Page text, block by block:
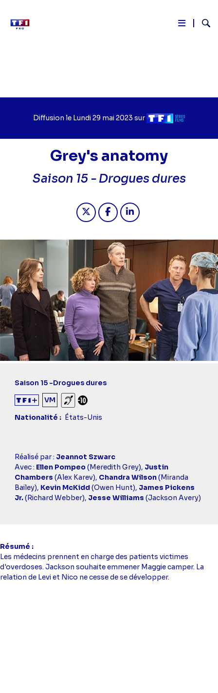
Diffusion le Jour
diffusion
Lundi 29 mai 2023 sur Chaîne
diffusion
Grey's anatomy
Saison 15 -Drogues dures
Partager "2023-05-29 19:05 -
Partager "2023-05-29
Saison 15 -Drogues dures
VM
Sourds et malentendants
Déconseillé aux -10 ans
Nationalité
États-Unis
Casting
simba
Réalisé par : Jeannot Szwarc
Avec : Ellen Pompeo(Meredith Grey), Justin
Chambers (Alex Karev), Chandra Wilson(Miranda
Bailey), Kevin McKidd(Owen Hunt), James Pickens
Jr.(Richard Webber), Jesse Williams (Jackson Avery)
Résumé
Les médecins prennent en charge des patients victimes
d'overdoses. Jackson souhaite emmener Maggie camper. La
relation de Levi et Nico ne cesse de se développer.